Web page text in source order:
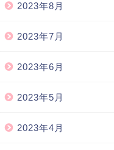
2023年8月
2023年7月
2023年6月
2023年5月
2023年4月